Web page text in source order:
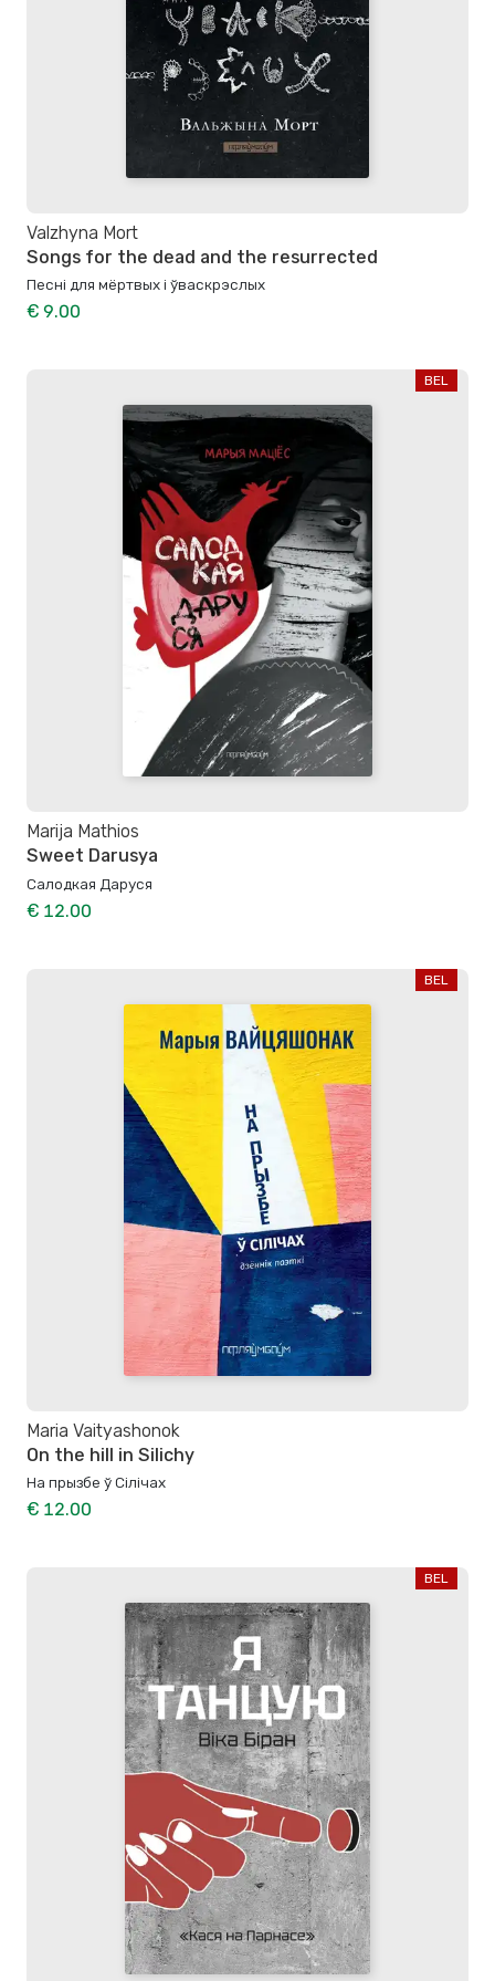
Valzhyna Mort
Songs for the dead and the resurrected
Песні для мёртвых і ўваскрэслых
€ 9.00
BEL
Marija Mathios
Sweet Darusya
Салодкая Даруся
€ 12.00
BEL
Maria Vaityashonok
On the hill in Silichy
На прызбе ў Сілічах
€ 12.00
BEL